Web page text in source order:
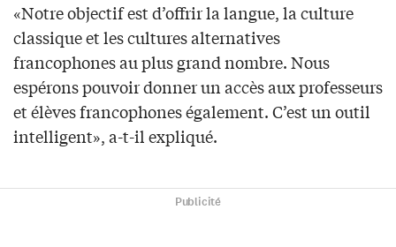
«Notre objectif est d’offrir la langue, la culture
classique et les cultures alternatives
francophones au plus grand nombre. Nous
espérons pouvoir donner un accès aux professeurs
et élèves francophones également. C’est un outil
intelligent», a-t-il expliqué.
Publicité